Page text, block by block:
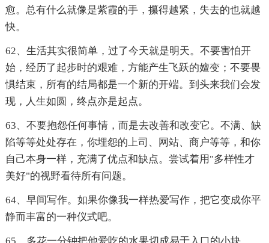
愈。总有什么就像是紫霞的手，攥得越紧，失去的也就越
快。
62、生活其实很简单，过了今天就是明天。不要害怕开
始，经历了起步时的艰难，方能产生飞跃的嬗变；不要畏
惧结束，所有的结局都是一个新的开端。到头来我们会发
现，人生如圆，终点亦是起点。
63、不要抱怨任何事情，而是去改善和改变它。不满、缺
陷等等处处存在，你埋怨的上司、网站、商户等等，和你
自己本身一样，充满了优点和缺点。尝试着用"多样性才
美好"的视野看待所有问题。
64、早间写作。如果你像我一样热爱写作，把它变成你平
静而丰富的一种仪式吧。